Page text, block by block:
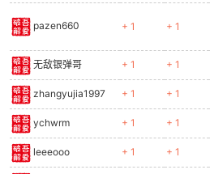
pazen660 + 1 + 1
无敌银弹哥 + 1 + 1
zhangyujia1997 + 1 + 1
ychwrm + 1 + 1
leeeooo + 1 + 1